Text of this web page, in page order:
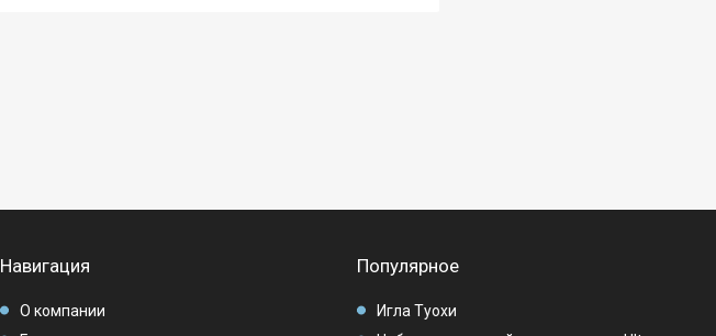
Навигация
О компании
Популярное
Игла Туохи